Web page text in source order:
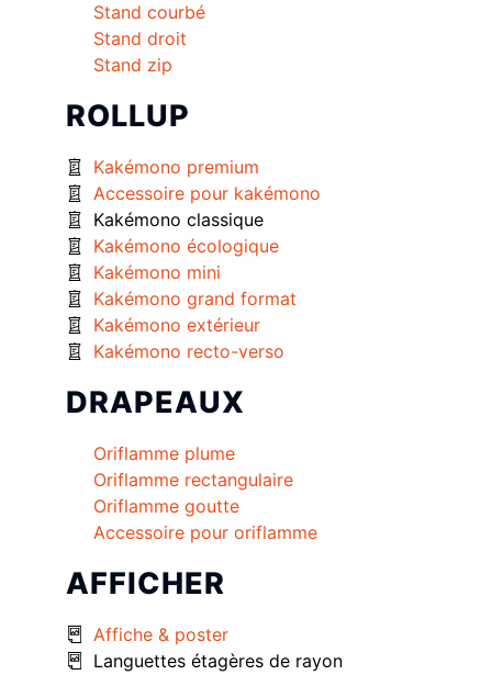
Stand courbé
Stand droit
Stand zip
ROLLUP
Kakémono premium
Accessoire pour kakémono
Kakémono classique
Kakémono écologique
Kakémono mini
Kakémono grand format
Kakémono extérieur
Kakémono recto-verso
DRAPEAUX
Oriflamme plume
Oriflamme rectangulaire
Oriflamme goutte
Accessoire pour oriflamme
AFFICHER
Affiche & poster
Languettes étagères de rayon